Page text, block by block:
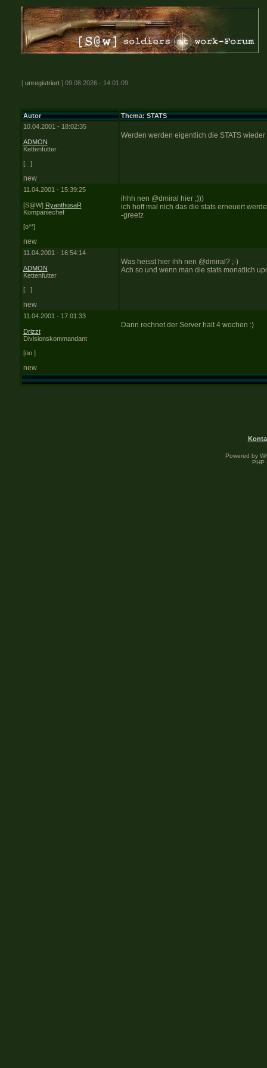
[ unregistriert] 09.08.2026 - 14:01:09
Autor
Thema: STATS
10.04.2001 - 18:02:35
ADMON
Kettenfutter
[. ]
new
Werden werden eigentlich die STATS
11.04.2001 - 15:39:25
[S@W] RyanthusaR
Kompaniechef
[o**]
new
ihhh nen @dmiral hier ;)))
ich hoff mal nich das die stats erneuert
-greetz
11.04.2001 - 16:54:14
ADMON
Kettenfutter
[. ]
new
Was heisst hier ihh nen @dmiral? ;-)
Ach so und wenn man die stats monatlich
11.04.2001 - 17:01:33
Drizzt
Divisionskommandant
[oo ]
new
Dann rechnet der Server halt 4 wochen :)
Powered by
PHP